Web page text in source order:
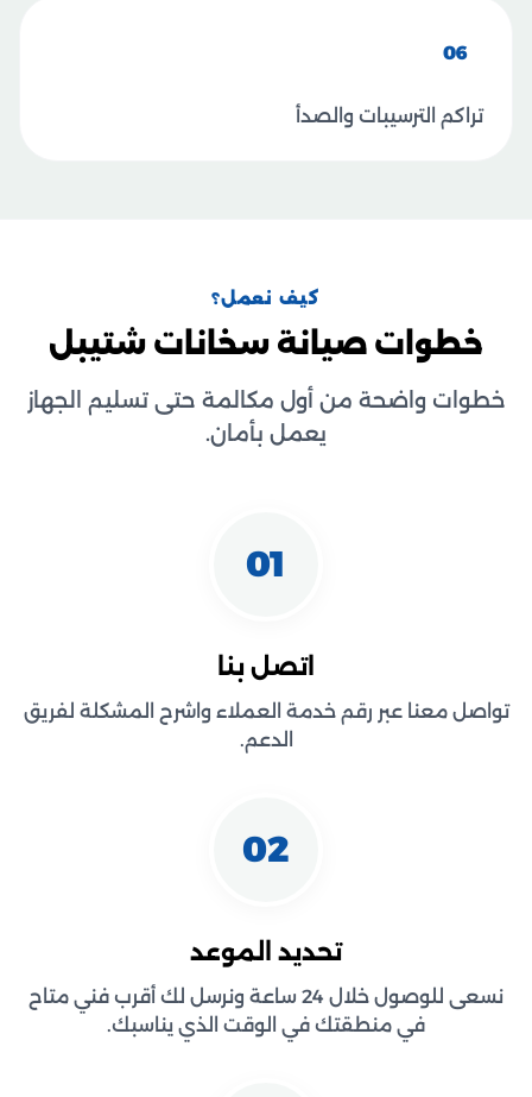
06
تراكم الترسيبات والصدأ
كيف نعمل؟
خطوات صيانة سخانات شتيبل
خطوات واضحة من أول مكالمة حتى تسليم الجهاز
يعمل بأمان.
01
اتصل بنا
تواصل معنا عبر رقم خدمة العملاء واشرح المشكلة لفريق
الدعم.
02
تحديد الموعد
نسعى للوصول خلال 24 ساعة ونرسل لك أقرب فني متاح
في منطقتك في الوقت الذي يناسبك.